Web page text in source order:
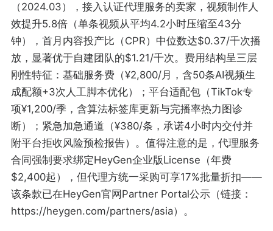
（2024.03），接入认证代理服务的卖家，视频制作人
效提升5.8倍（单条视频从平均4.2小时压缩至43分
钟），首月内容投产比（CPR）中位数达$0.37/千次播
放，显著优于自建团队的$1.21/千次。费用结构呈三层
刚性特征：基础服务费（¥2,800/月，含50条AI视频生
成配额+3次人工脚本优化）；平台适配包（TikTok专
项¥1,200/季，含算法标签库更新与完播率热力图诊
断）；紧急加急通道（¥380/条，承诺4小时内交付并
附平台拒收风险预检报告）。值得注意的是，代理服务
合同强制要求绑定HeyGen企业版License（年费
$2,400起），但代理方统一采购可享17%批量折扣——
该条款已在HeyGen官网Partner Portal公示（链接：
https://heygen.com/partners/asia）。